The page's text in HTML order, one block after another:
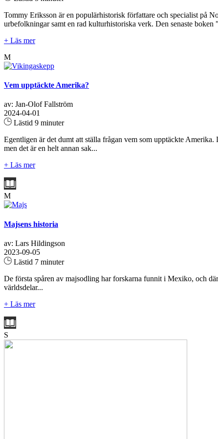
Tommy Eriksson är en populärhistorisk författare och specialist på
urbefolkningar samt en rad kulturhistoriska verk. Den senaste
+ Läs mer
M
Vem upptäckte Amerika?
av: Jan-Olof Fallström
2024-04-01
Lästid 9 minuter
Egentligen är det dumt att ställa frågan vem som upptäckte
men det är en helt annan sak...
+ Läs mer
M
Majsens historia
av: Lars Hildingson
2023-09-05
Lästid 7 minuter
De första spåren av majsodling har forskarna funnit i Mexiko, och
världsdelar...
+ Läs mer
S